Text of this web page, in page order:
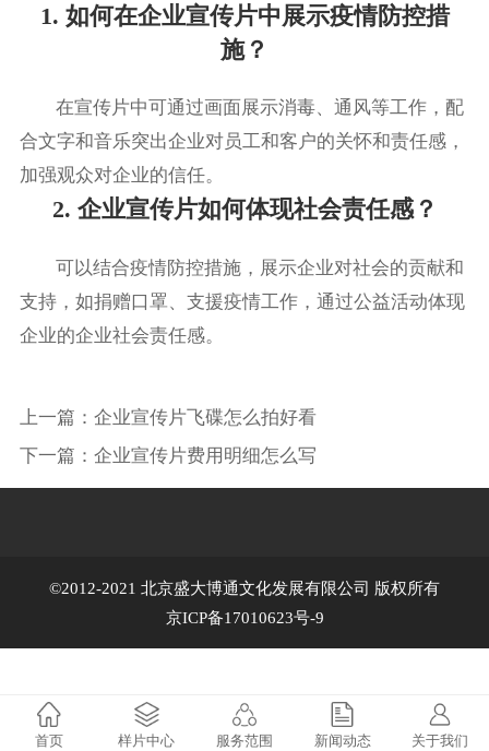
1. 如何在企业宣传片中展示疫情防控措
施？
在宣传片中可通过画面展示消毒、通风等工作，配
合文字和音乐突出企业对员工和客户的关怀和责任感，
加强观众对企业的信任。
2. 企业宣传片如何体现社会责任感？
可以结合疫情防控措施，展示企业对社会的贡献和
支持，如捐赠口罩、支援疫情工作，通过公益活动体现
企业的企业社会责任感。
上一篇： 企业宣传片飞碟怎么拍好看
下一篇： 企业宣传片费用明细怎么写
首页 样片中心 服务范围 新闻动态 关于我们
©2012-2021 北京盛大博通文化发展有限公司 版权所有
京ICP备17010623号-9